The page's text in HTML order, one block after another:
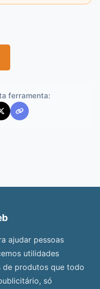
ferramenta:
ajudar pessoas
utilidades
de produtos que todo
só